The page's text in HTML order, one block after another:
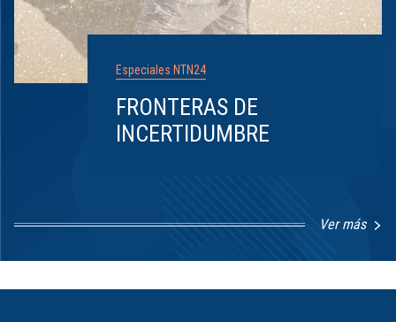
Especiales NTN24
FRONTERAS DE
INCERTIDUMBRE
Ver más
1
8